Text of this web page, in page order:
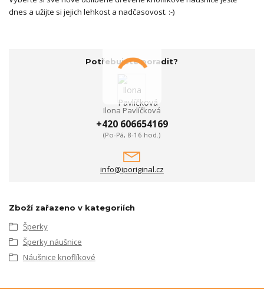
dnes a užijte si jejich lehkost a nadčasovost. :-)
Potřebujete poradit?
Ilona Pavlíčková
+420 606654169
(Po-Pá, 8-16 hod.)
info@iporiginal.cz
Zboží zařazeno v kategoriích
Šperky
Šperky náušnice
Náušnice knoflíkové